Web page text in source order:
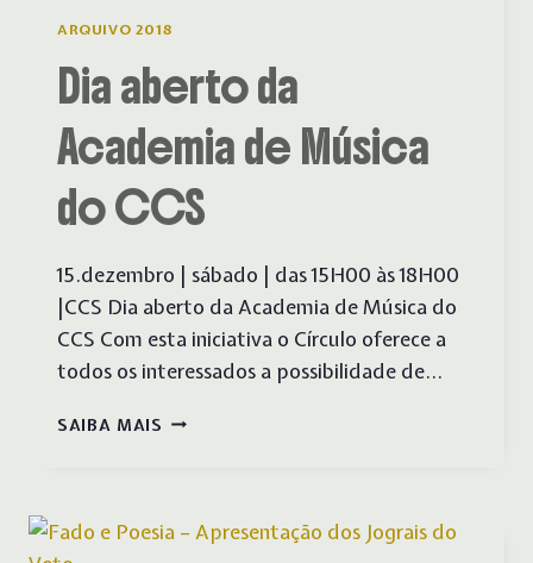
ARQUIVO 2018
Dia aberto da
Academia de Música
do CCS
15.dezembro | sábado | das 15H00 às 18H00
|CCS Dia aberto da Academia de Música do
CCS Com esta iniciativa o Círculo oferece a
todos os interessados a possibilidade de…
SAIBA MAIS DIA
MÚSICA